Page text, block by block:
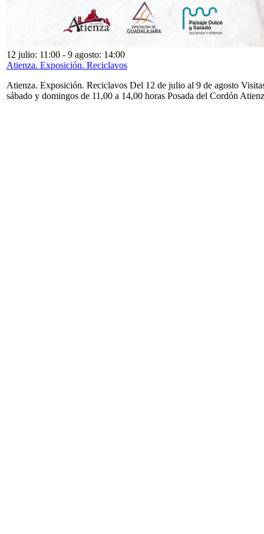
12 julio: 11:00 - 9 agosto: 14:00
Atienza. Exposición. Reciclavos
Atienza. Exposición. Reciclavos Del 12 de julio al 9 de agosto
sábado y domingos de 11,00 a 14,00 horas Posada del Cordón